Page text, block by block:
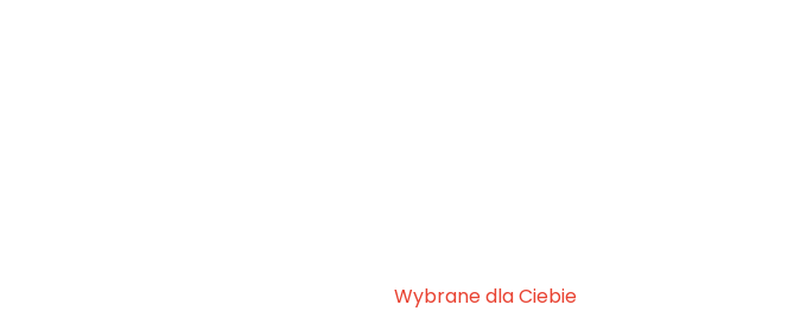
Wybrane dla Ciebie